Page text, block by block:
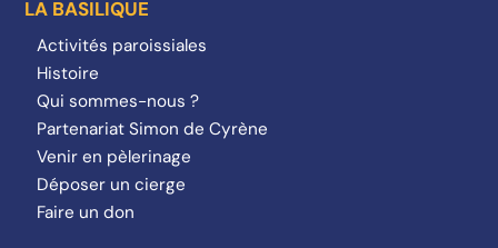
LA BASILIQUE
Activités paroissiales
Histoire
Qui sommes-nous ?
Partenariat Simon de Cyrène
Venir en pèlerinage
Déposer un cierge
Faire un don